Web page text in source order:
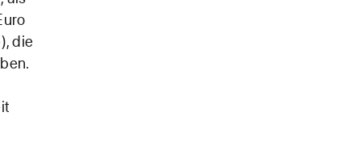
die